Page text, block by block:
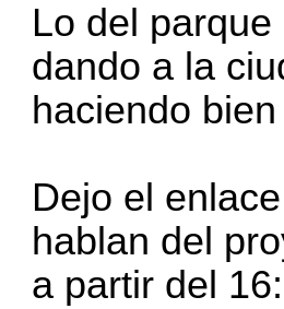
Lo del
dando a la
haciendo
Dejo el
hablan del
a partir del